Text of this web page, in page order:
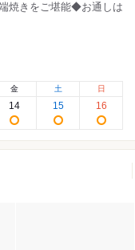
焼きをご堪能◆お通しは
金
14
土
15
日
16